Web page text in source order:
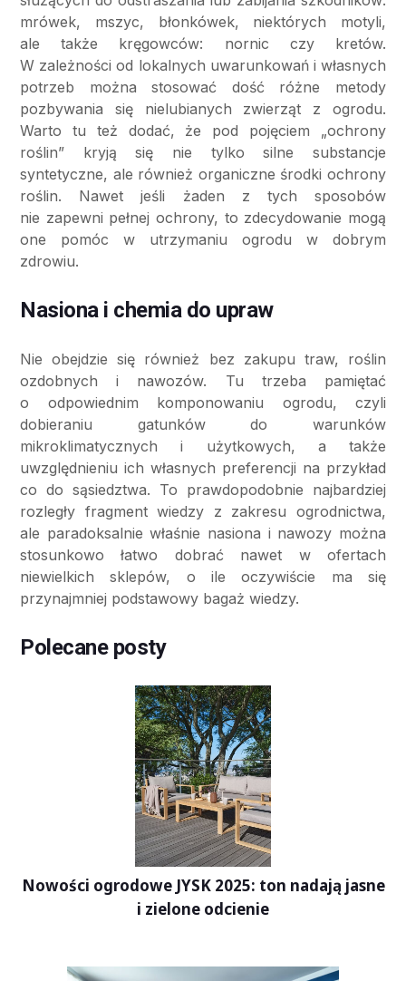
mrówek, mszyc, błonkówek, niektórych motyli,
ale także kręgowców: nornic czy kretów.
W zależności od lokalnych uwarunkowań i własnych
potrzeb można stosować dość różne metody
pozbywania się nielubianych zwierząt z ogrodu.
Warto tu też dodać, że pod pojęciem „ochrony
roślin” kryją się nie tylko silne substancje
syntetyczne, ale również organiczne środki ochrony
roślin. Nawet jeśli żaden z tych sposobów
nie zapewni pełnej ochrony, to zdecydowanie mogą
one pomóc w utrzymaniu ogrodu w dobrym
zdrowiu.
Nasiona i chemia do upraw
Nie obejdzie się również bez zakupu traw, roślin
ozdobnych i nawozów. Tu trzeba pamiętać
o odpowiednim komponowaniu ogrodu, czyli
dobieraniu gatunków do warunków
mikroklimatycznych i użytkowych, a także
uwzględnieniu ich własnych preferencji na przykład
co do sąsiedztwa. To prawdopodobnie najbardziej
rozległy fragment wiedzy z zakresu ogrodnictwa,
ale paradoksalnie właśnie nasiona i nawozy można
stosunkowo łatwo dobrać nawet w ofertach
niewielkich sklepów, o ile oczywiście ma się
przynajmniej podstawowy bagaż wiedzy.
Polecane posty
Nowości ogrodowe JYSK 2025: ton nadają jasne
i zielone odcienie